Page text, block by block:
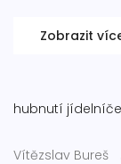
Zobrazit
hubnutí
Vítězslav Bureš